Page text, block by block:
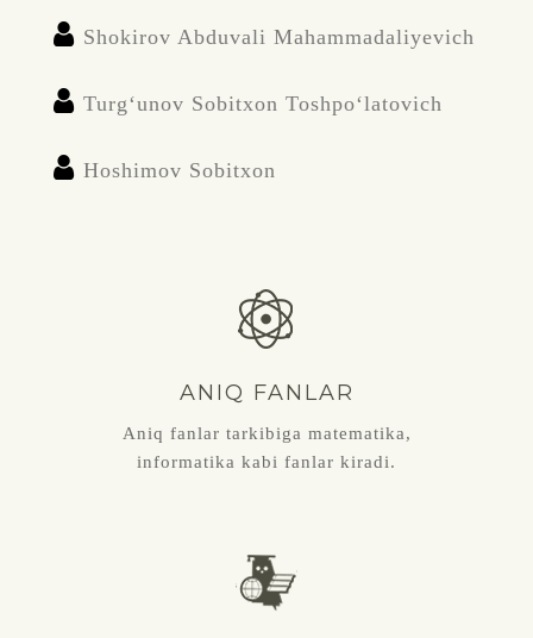
Shokirov Abduvali Mahammadaliyevich
Turg‘unov Sobitxon Toshpo‘latovich
Hoshimov Sobitxon
ANIQ FANLAR
Aniq fanlar tarkibiga matematika,
informatika kabi fanlar kiradi.